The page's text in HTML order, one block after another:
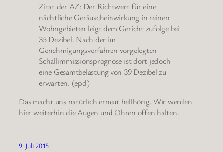
Zitat der AZ: Der Richtwert für eine
nächtliche Geräuscheinwirkung in reinen
Wohngebieten leigt dem Gericht zufolge bei
35 Dezibel. Nach der im
Genehmigungsverfahren vorgelegten
Schallimmissionsprognose ist dort jedoch
eine Gesamtbelastung von 39 Dezibel zu
erwarten. (epd)
Das macht uns natürlich erneut hellhörig. Wir werden
hier weiterhin die Augen und Ohren offen halten.
9. Juli 2015